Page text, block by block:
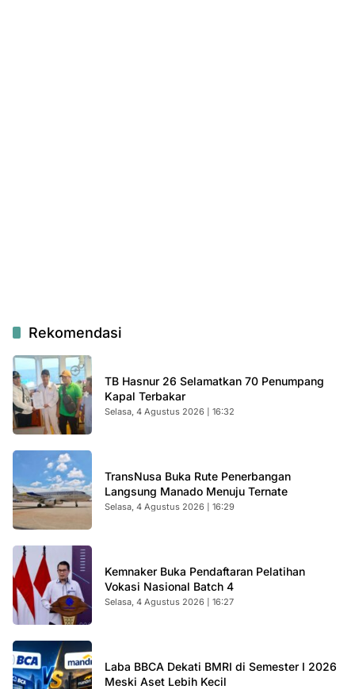
Rekomendasi
TB Hasnur 26 Selamatkan 70 Penumpang
Kapal Terbakar
Selasa, 4 Agustus 2026 | 16:32
TransNusa Buka Rute Penerbangan
Langsung Manado Menuju Ternate
Selasa, 4 Agustus 2026 | 16:29
Kemnaker Buka Pendaftaran Pelatihan
Vokasi Nasional Batch 4
Selasa, 4 Agustus 2026 | 16:27
Laba BBCA Dekati BMRI di Semester I 2026
Meski Aset Lebih Kecil